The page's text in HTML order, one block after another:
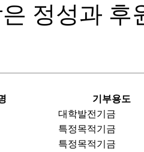
정성과 후
기부용도
대학발전기금
특정목적기금
특정목적기금